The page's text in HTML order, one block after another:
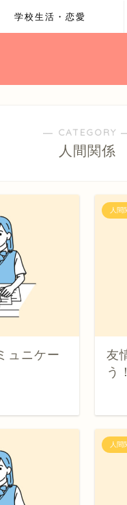
学校生活・恋愛
― CATEGORY
人間関係
ュニケー
人間
友
う！
人間